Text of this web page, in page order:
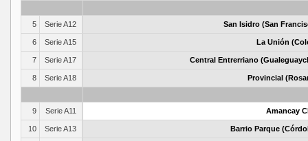
5 Serie A12 San Isidro (San
6 Serie A15 La Unión
7 Serie A17 Central Entrerriano
8 Serie A18 Provincial
9 Serie A11 Amancay
10 Serie A13 Barrio Parque